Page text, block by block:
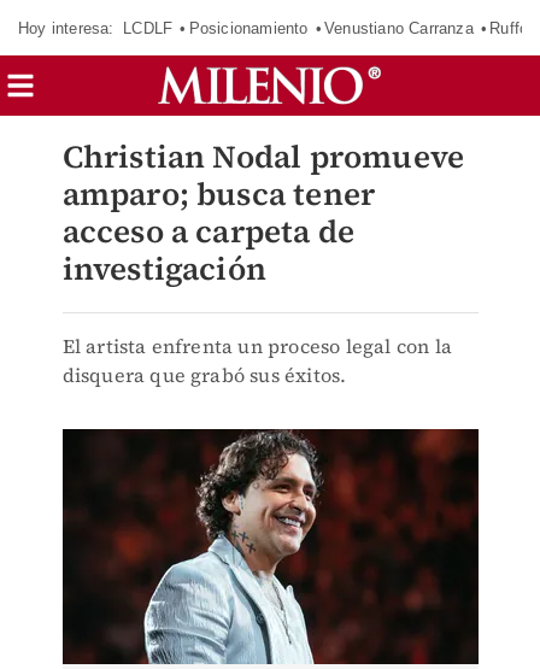
Hoy interesa: LCDLF Posicionamiento Venustiano Carranza Ruffo
Christian Nodal promueve
amparo; busca tener
acceso a carpeta de
investigación
El artista enfrenta un proceso legal con la
disquera que grabó sus éxitos.